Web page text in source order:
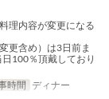
理内容が変更になる
更含め）は3日前ま
100％頂戴しており
時間 ディナー